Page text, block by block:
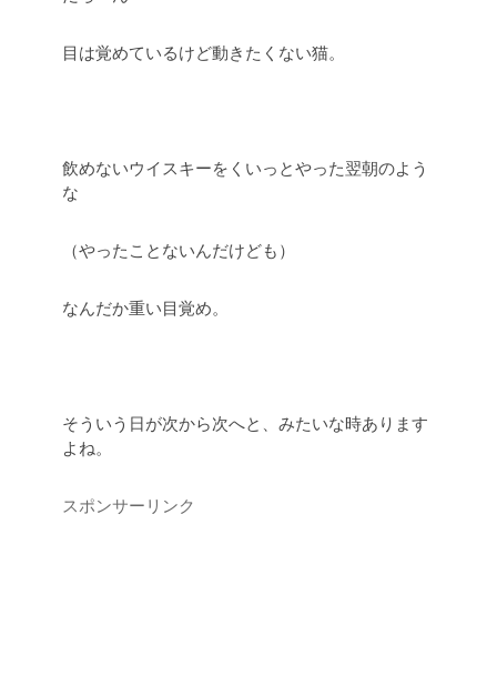
目は覚めているけど動きたくない猫。
飲めないウイスキーをくいっとやった翌朝のよう
な
（やったことないんだけども）
なんだか重い目覚め。
そういう日が次から次へと、みたいな時あります
よね。
スポンサーリンク